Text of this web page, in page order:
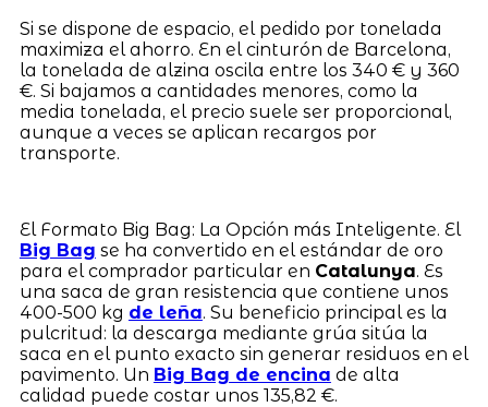
Si se dispone de espacio, el pedido por tonelada
maximiza el ahorro. En el cinturón de Barcelona,
la tonelada de alzina oscila entre los 340 € y 360
€. Si bajamos a cantidades menores, como la
media tonelada, el precio suele ser proporcional,
aunque a veces se aplican recargos por
transporte.
El Formato Big Bag: La Opción más Inteligente. El
Big Bag se ha convertido en el estándar de oro
para el comprador particular en Catalunya. Es
una saca de gran resistencia que contiene unos
400-500 kg de leña. Su beneficio principal es la
pulcritud: la descarga mediante grúa sitúa la
saca en el punto exacto sin generar residuos en el
pavimento. Un Big Bag de encina de alta
calidad puede costar unos 135,82 €.